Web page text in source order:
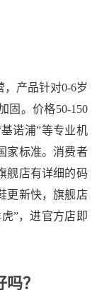
产品针对0-6岁
固。价格50-150
诺浦”等专业机
家标准。消费者
舰店有详细的码
更新快，旗舰店
”，进官方店即
？